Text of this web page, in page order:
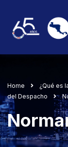
Home ¿Qué es
del Despacho